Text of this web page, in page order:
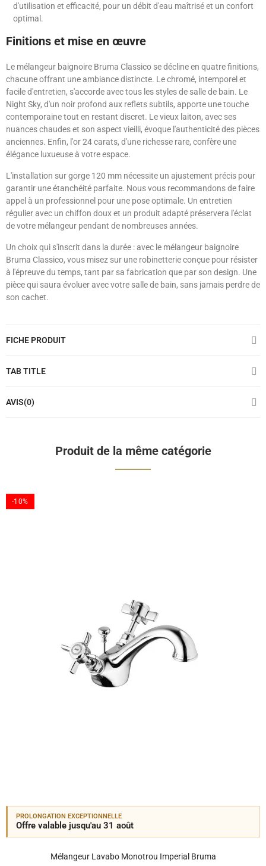
d'utilisation et efficacité, pour un débit d'eau maîtrisé et un confort
optimal.
Finitions et mise en œuvre
Le mélangeur baignoire Bruma Classico se décline en quatre finitions,
chacune offrant une ambiance distincte. Le chromé, intemporel et
facile d'entretien, s'accorde avec tous les styles de salle de bain. Le
Night Sky, d'un noir profond aux reflets subtils, apporte une touche
contemporaine tout en restant discret. Le vieux laiton, avec ses
nuances chaudes et son aspect vieilli, évoque l'authenticité des pièces
anciennes. Enfin, l'or 24 carats, d'une richesse rare, confère une
élégance luxueuse à votre espace.
L'installation sur gorge 120 mm nécessite un ajustement précis pour
garantir une étanchéité parfaite. Nous vous recommandons de faire
appel à un professionnel pour une pose optimale. Un entretien
régulier avec un chiffon doux et un produit adapté préservera l'éclat
de votre mélangeur pendant de nombreuses années.
Un choix qui s'inscrit dans la durée : avec le mélangeur baignoire
Bruma Classico, vous misez sur une robinetterie conçue pour résister
à l'épreuve du temps, tant par sa fabrication que par son design. Une
pièce qui saura évoluer avec votre salle de bain, sans jamais perdre de
son cachet.
FICHE PRODUIT
TAB TITLE
AVIS(0)
Produit de la même catégorie
-10%
PROLONGATION EXCEPTIONNELLE
Offre valable jusqu'au 31 août
Mélangeur Lavabo Monotrou Imperial Bruma